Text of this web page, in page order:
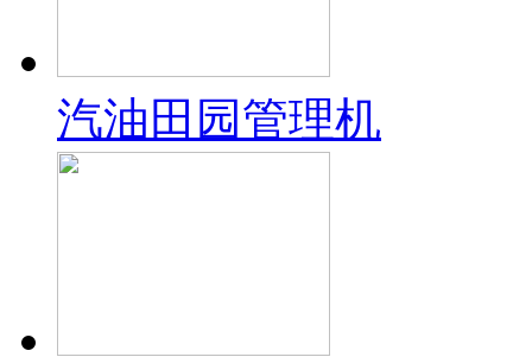
汽油田园管理机